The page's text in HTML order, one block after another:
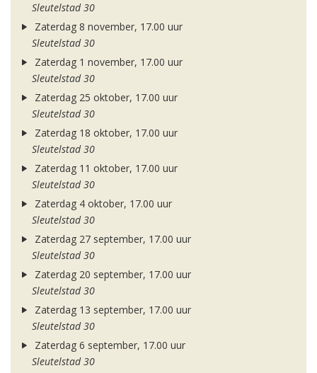
Sleutelstad 30
Zaterdag 8 november, 17.00 uur
Sleutelstad 30
Zaterdag 1 november, 17.00 uur
Sleutelstad 30
Zaterdag 25 oktober, 17.00 uur
Sleutelstad 30
Zaterdag 18 oktober, 17.00 uur
Sleutelstad 30
Zaterdag 11 oktober, 17.00 uur
Sleutelstad 30
Zaterdag 4 oktober, 17.00 uur
Sleutelstad 30
Zaterdag 27 september, 17.00 uur
Sleutelstad 30
Zaterdag 20 september, 17.00 uur
Sleutelstad 30
Zaterdag 13 september, 17.00 uur
Sleutelstad 30
Zaterdag 6 september, 17.00 uur
Sleutelstad 30